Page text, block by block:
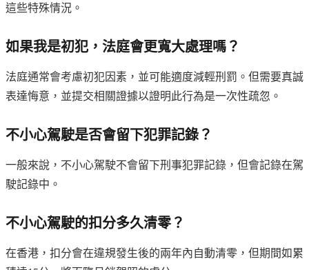
這些特殊情況。
如果我是初犯，法庭會更寬大處理嗎？
法庭通常會考慮初犯因素，並可能適度減輕刑罰。但需要真誠
表達悔意，並提交相關證據以證明此行為是一次性疏忽。
不小心駕駛是否會留下犯罪記錄？
一般來說，不小心駕駛不會留下刑事犯罪記錄，但會記錄在駕
駛記錄中。
不小心駕駛的扣分多久清零？
在香港，扣分會在違規發生後的兩年內自動清零，但期間如累